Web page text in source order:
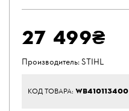
27 499₴
Производитель:STIHL
КОД ТОВАРА: WB410113400